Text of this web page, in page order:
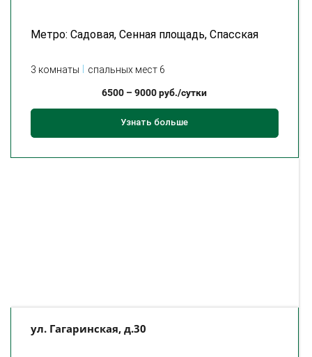
Метро: Садовая, Сенная площадь, Спасская
3 комнаты спальных мест 6
6500 –9000руб./сутки
Узнать больше
ул. Гагаринская, д.30